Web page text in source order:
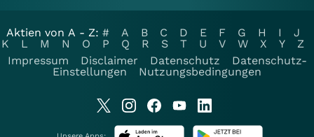
Aktien von A - Z: # A B C D E F G H I
J
K
L M N O P Q R S T U V W X Y
Z
Impressum
Disclaimer Datenschutz
Datenschutz-
Einstellungen
Nutzungsbedingungen